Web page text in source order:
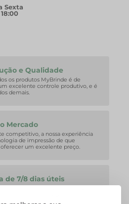
Sexta
e Qualidade
os produtos MyBrinde é de
excelente controle produtivo, e é
demais.
Mercado
competitivo, a nossa experiência
de impressão de que
um excelente preço.
de 7/8 dias úteis